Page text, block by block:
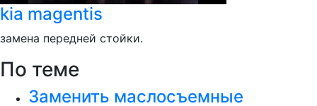
kia magentis
замена передней стойки.
По теме
Заменить маслосъемные